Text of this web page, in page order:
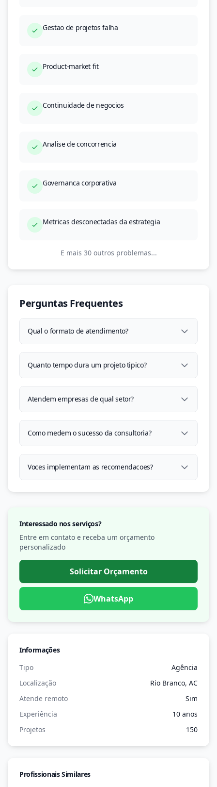
Gestao de projetos falha
Product-market fit
Continuidade de negocios
Analise de concorrencia
Governanca corporativa
Metricas desconectadas da estrategia
E mais 30 outros problemas...
Perguntas Frequentes
Qual o formato de atendimento?
Quanto tempo dura um projeto tipico?
Atendem empresas de qual setor?
Como medem o sucesso da consultoria?
Voces implementam as recomendacoes?
Interessado nos serviços?
Entre em contato e receba um orçamento
personalizado
Solicitar Orçamento
WhatsApp
Informações
Tipo
Agência
Localização
Rio Branco, AC
Atende remoto
Sim
Experiência
10 anos
Projetos
150
Profissionais Similares